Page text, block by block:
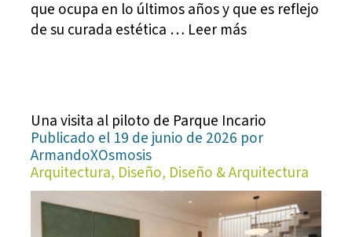
que ocupa en lo últimos años y que es reflejo
de su curada estética … Leer más
Una visita al piloto de Parque Incario
Publicado el 19 de junio de 2026 por
ArmandoXOsmosis
Arquitectura, Diseño, Diseño & Arquitectura